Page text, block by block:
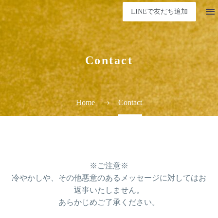
LINEで友だち追加
Contact
Home Contact
※ご注意※
冷やかしや、その他悪意のあるメッセージに対してはお
返事いたしません。
あらかじめご了承ください。